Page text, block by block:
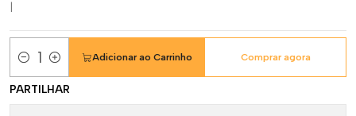
Quantidade
Adicionar ao Carrinho Comprar agora
PARTILHAR